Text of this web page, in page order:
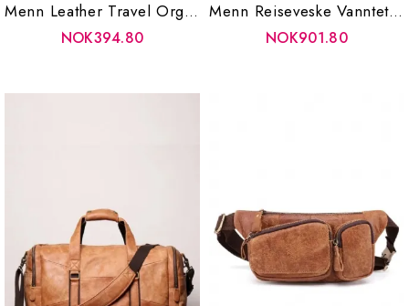
Menn Leather Travel Organizer Kit Med Hengende Krok Stor Vanntett
NOK394.80
Menn Reiseveske Vanntett Håndveske For Business Koffert Casual Skulderveske Mannlig Dokumentveske Laptop Bag
NOK901.80